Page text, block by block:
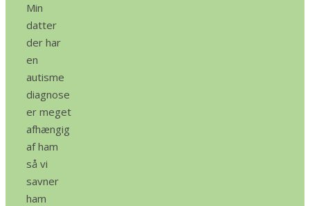
Min
datter
der har
en
autisme
diagnose
er meget
afhængig
af ham
så vi
savner
ham